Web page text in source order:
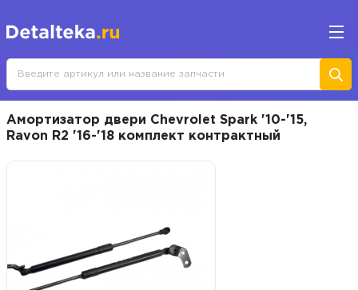
Амортизатор двери Chevrolet Spark '10-'15,
Ravon R2 '16-'18 комплект контрактный